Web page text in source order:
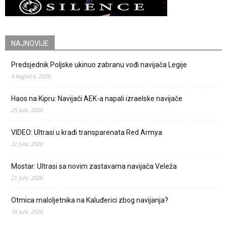
NAJNOVIJE
Predsjednik Poljske ukinuo zabranu vođi navijača Legije
4 Augusta, 2026
Haos na Kipru: Navijači AEK-a napali izraelske navijače
25 Jula, 2026
VIDEO: Ultrasi u krađi transparenata Red Armya
22 Jula, 2026
Mostar: Ultrasi sa novim zastavama navijača Veleža
21 Jula, 2026
Otmica maloljetnika na Kaluđerici zbog navijanja?
18 Jula, 2026